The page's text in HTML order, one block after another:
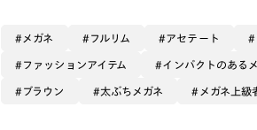
メガネ フルリム アセテート
ファッションアイテム インパクトのある
ブラウン 太ぶちメガネ メガネ上級